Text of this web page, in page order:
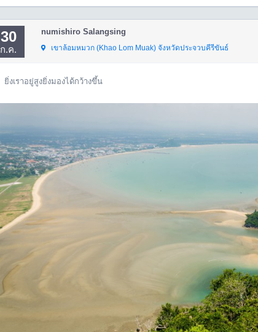
30
ก.ค.
numishiro Salangsing
เขาล้อมหมวก (Khao Lom Muak)จังหวัดประจวบคีรีขันธ์
ยิ่งเราอยู่สูงยิ่งมองได้กว้างขึ้น